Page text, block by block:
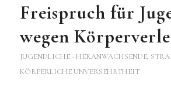
Freispruch für
wegen
JUGENDLICHE - HERANWACHSENDE,
KÖRPERLICHE UNVERSEHRTHEIT